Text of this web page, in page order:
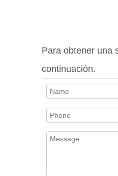
Para obtener una
continuación.